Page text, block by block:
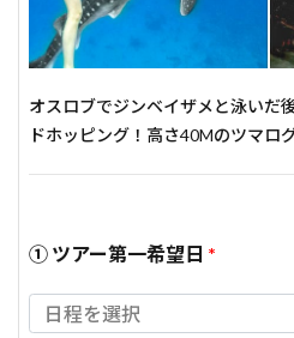
オスロブでジンベイザメと泳いだ
ドホッピング！高さ40Mのツマロ
① ツアー第一希望日 *